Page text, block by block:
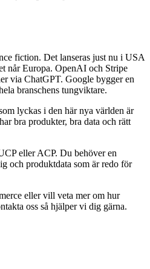
fiction. Det lanseras just nu i USA
når Europa. OpenAI och Stripe
via ChatGPT. Google bygger en
branschens tungviktare.
lyckas i den här nya världen är
bra produkter, bra data och rätt
eller ACP. Du behöver en
och produktdata som är redo för
eller vill veta mer om hur
oss så hjälper vi dig gärna.